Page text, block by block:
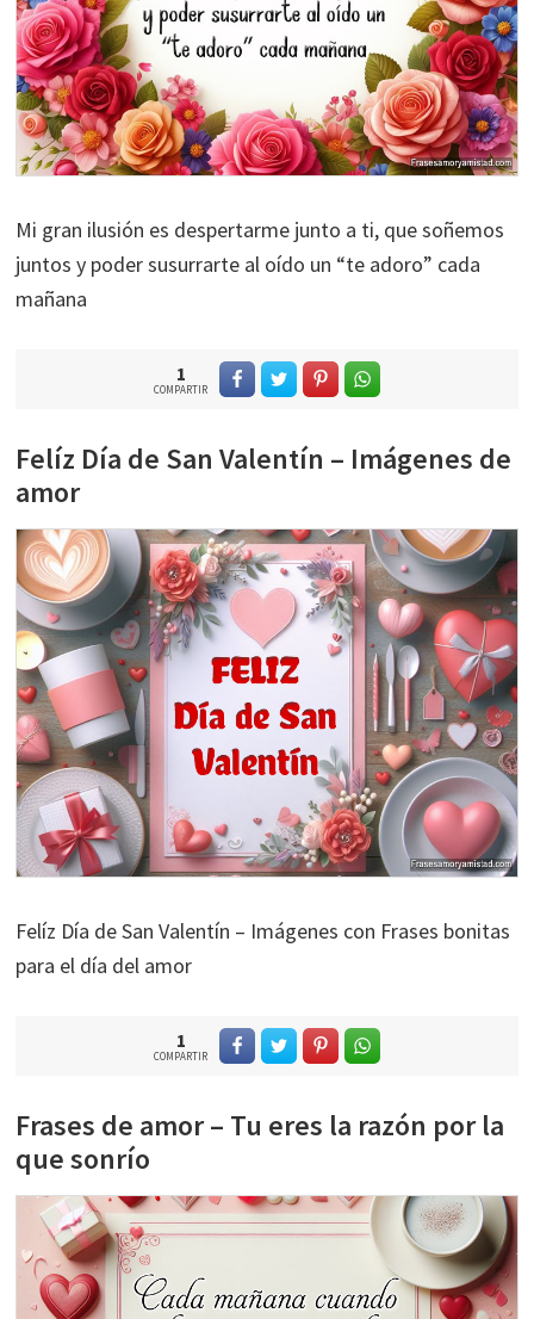
Mi gran ilusión es despertarme junto a ti, que soñemos
juntos y poder susurrarte al oído un “te adoro” cada
mañana
1
COMPARTIR
Felíz Día de San Valentín – Imágenes de
amor
Felíz Día de San Valentín – Imágenes con Frases bonitas
para el día del amor
1
COMPARTIR
Frases de amor – Tu eres la razón por la
que sonrío